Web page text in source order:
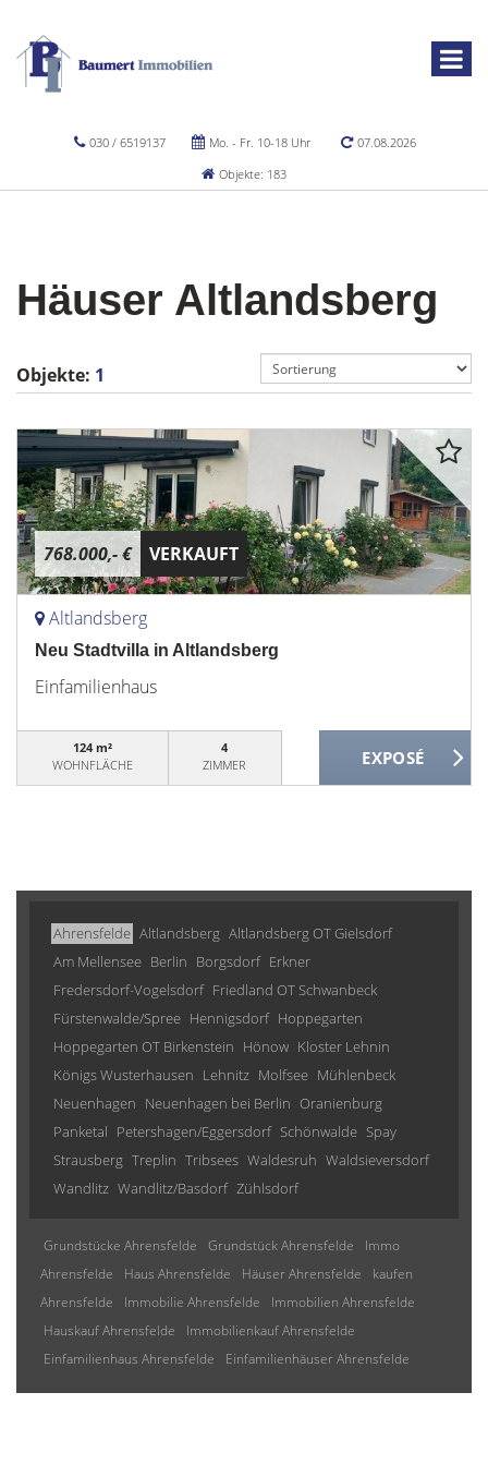
030 / 6519137 Mo. - Fr. 10-18 Uhr
07.08.2026
Objekte: 183
Häuser Altlandsberg
Objekte: 1
768.000,- € VERKAUFT
Altlandsberg
Neu Stadtvilla in Altlandsberg
Einfamilienhaus
124 m²
WOHNFLÄCHE
4
ZIMMER
Ahrensfelde Altlandsberg Altlandsberg OT Gielsdorf
Am Mellensee Berlin Borgsdorf Erkner
Fredersdorf-Vogelsdorf Friedland OT Schwanbeck
Fürstenwalde/Spree Hennigsdorf Hoppegarten
Hoppegarten OT Birkenstein Hönow Kloster Lehnin
Königs Wusterhausen Lehnitz Molfsee Mühlenbeck
Neuenhagen Neuenhagen bei Berlin Oranienburg
Panketal Petershagen/Eggersdorf Schönwalde Spay
Strausberg Treplin Tribsees Waldesruh Waldsieversdorf
Wandlitz Wandlitz/Basdorf Zühlsdorf
Grundstücke Ahrensfelde Grundstück Ahrensfelde
Immo
Ahrensfelde
Haus Ahrensfelde Häuser Ahrensfelde
kaufen
Ahrensfelde
Immobilie Ahrensfelde
Immobilien Ahrensfelde
Hauskauf Ahrensfelde
Immobilienkauf Ahrensfelde
Einfamilienhaus Ahrensfelde
Einfamilienhäuser Ahrensfelde